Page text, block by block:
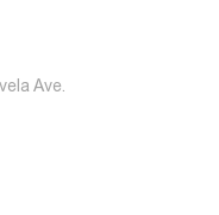
Ave.